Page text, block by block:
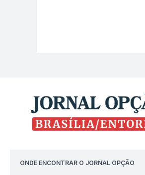
ONDE ENCONTRAR O JORNAL OPÇÃO